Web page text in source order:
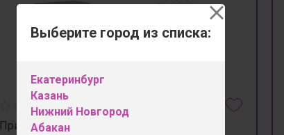
Выберите город из списка:
Екатеринбург
Казань
Нижний Новгород
Абакан
Прихожая Гамма (комод)